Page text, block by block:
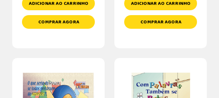
ADICIONAR AO CARRINHO
COMPRAR AGORA
ADICIONAR AO CARRINHO
COMPRAR AGORA